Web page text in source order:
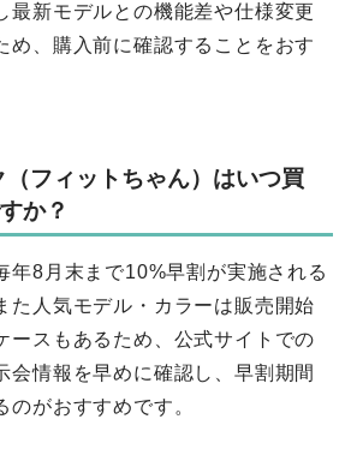
最新モデルとの機能差や仕様変更
め、購入前に確認することをおす
フィットちゃん）はいつ買
か？
年8月末まで10%早割が実施される
た人気モデル・カラーは販売開始
ースもあるため、公式サイトでの
会情報を早めに確認し、早割期間
のがおすすめです。